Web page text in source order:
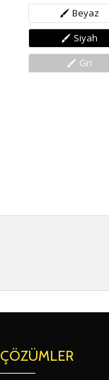
Beyaz
Siyah
Gri
ÇÖZÜMLER